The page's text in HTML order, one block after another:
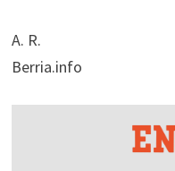
A. R.
Berria.info